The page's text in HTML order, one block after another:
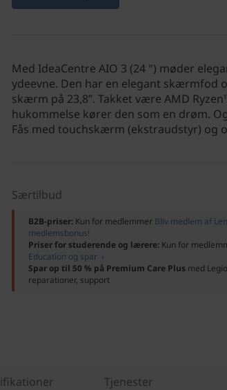
Med IdeaCentre AIO 3 (24 ") møder
ydeevne. Den har en elegant skærmfod
skærm på 23,8”. Takket være AMD
hukommelse kører den som en drøm.
Fås med touchskærm (ekstraudstyr) og
Særtilbud
B2B-priser: Kun for medlemmer Bliv medlem af
medlemsbonus!
Priser for studerende og lærere: Kun for
Education og spar ›
Spar op til 50 % på Premium Care Plus med
reparationer, support
Tjenester